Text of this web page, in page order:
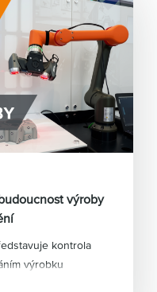
výroby
kontrola
výrobku